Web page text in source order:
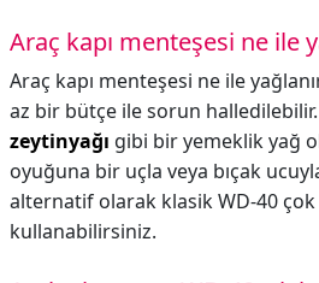
Araç kapı menteşesi ne ile
Araç kapı menteşesi ne ile
az bir bütçe ile sorun
zeytinyağı gibi bir yemeklik yağ
oyuğuna bir uçla veya bıçak
alternatif olarak klasik WD-40 çok
kullanabilirsiniz.